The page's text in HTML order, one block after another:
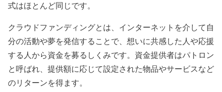
式はほとんど同じです。
クラウドファンディングとは、インターネットを介して自
分の活動や夢を発信することで、想いに共感した人や応援
する人から資金を募るしくみです。資金提供者はパトロン
と呼ばれ、提供額に応じて設定された物品やサービスなど
のリターンを得ます。